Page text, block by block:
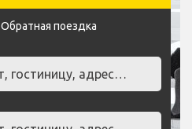
Обратная поездка